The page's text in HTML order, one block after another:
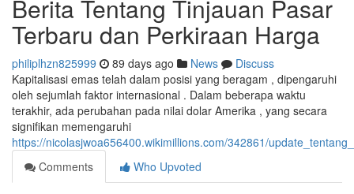
Berita Tentang Tinjauan Pasar
Terbaru dan Perkiraan Harga
philiplhzn825999 89 days ago News
Discuss
Kapitalisasi emas telah dalam posisi yang beragam , dipengaruhi
oleh sejumlah faktor internasional . Dalam beberapa waktu
terakhir, ada perubahan pada nilai dolar Amerika , yang secara
signifikan memengaruhi
https://nicolasjwoa656400.wikimillions.com/342861/
Comments
Who Upvoted